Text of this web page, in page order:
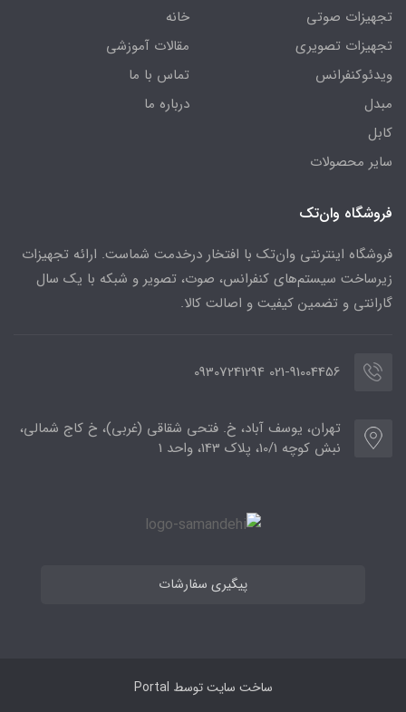
تجهیزات صوتی
تجهیزات تصویری
ویدئوکنفرانس
مبدل
کابل
سایر محصولات
خانه
مقالات آموزشی
تماس با ما
درباره ما
فروشگاه وان‌تک
فروشگاه اینترنتی وان‌تک با افتخار درخدمت شماست. ارائه تجهیزات
زیرساخت سیستم‌های کنفرانس، صوت، تصویر و شبکه با یک سال
گارانتی و تضمین کیفیت و اصالت کالا.
021-91004456 09307241294
تهران، یوسف آباد، خ. فتحی شقاقی (غربی)، خ کاج شمالی،
نبش کوچه 10/1، پلاک 143، واحد 1
پیگیری سفارشات
ساخت سایت توسط Portal